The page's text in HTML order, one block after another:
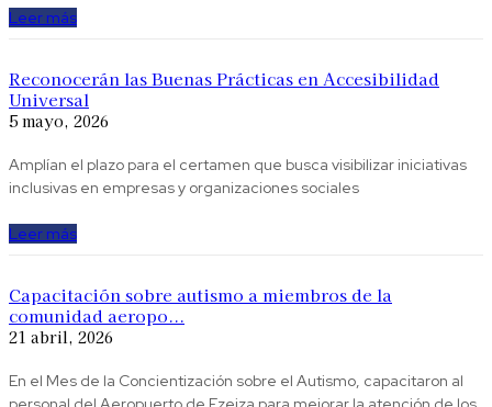
Leer más
Reconocerán las Buenas Prácticas en Accesibilidad
Universal
5 mayo, 2026
Amplían el plazo para el certamen que busca visibilizar iniciativas
inclusivas en empresas y organizaciones sociales
Leer más
Capacitación sobre autismo a miembros de la
comunidad aeropo...
21 abril, 2026
En el Mes de la Concientización sobre el Autismo, capacitaron al